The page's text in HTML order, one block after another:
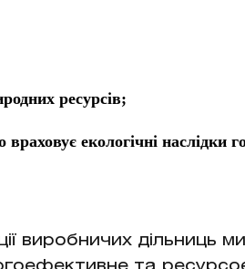
ресурсів;
екологічні наслідки
виробничих дільниць